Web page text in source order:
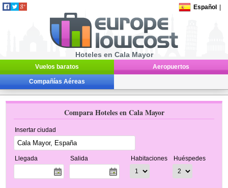
Español
Hoteles en Cala Mayor
Vuelos baratos Aeropuertos
Compañías Aéreas
Compara Hoteles en Cala Mayor
Insertar ciudad
Llegada Salida Habitaciones Huéspedes